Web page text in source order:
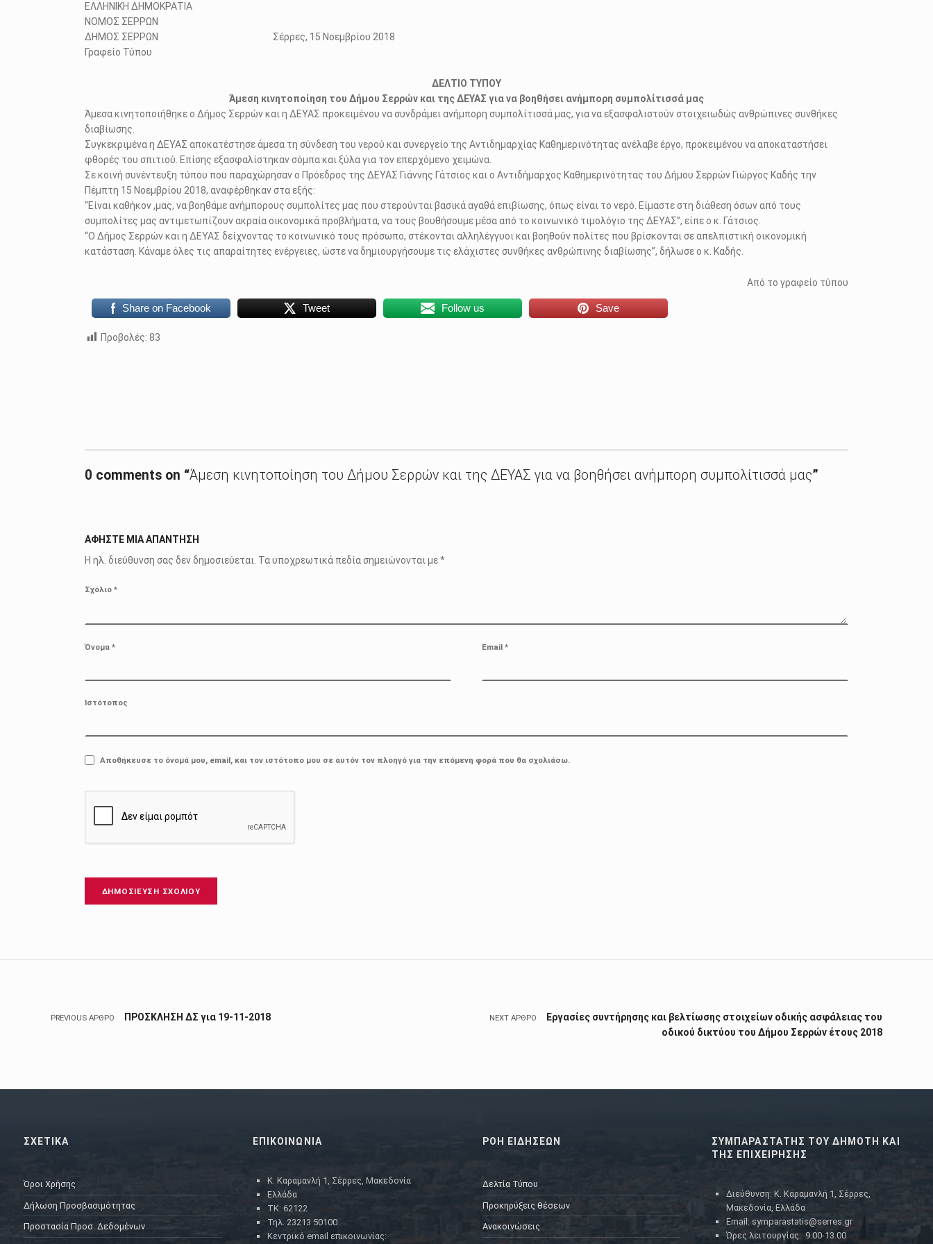
ΕΛΛΗΝΙΚΗ ΔΗΜΟΚΡΑΤΙΑ
ΝΟΜΟΣ ΣΕΡΡΩΝ
ΔΗΜΟΣ ΣΕΡΡΩΝ Σέρρες, 15 Νοεμβρίου 2018
Γραφείο Τύπου
ΔΕΛΤΙΟ ΤΥΠΟΥ
Άμεση κινητοποίηση του Δήμου Σερρών και της ΔΕΥΑΣ για να βοηθήσει ανήμπορη συμπολίτισσά μας
Άμεσα κινητοποιήθηκε ο Δήμος Σερρών και η ΔΕΥΑΣ προκειμένου να συνδράμει ανήμπορη συμπολίτισσά μας, για να εξασφαλιστούν στοιχειωδώς ανθρώπινες συνθήκες
διαβίωσης.
Συγκεκριμένα η ΔΕΥΑΣ αποκατέστησε άμεσα τη σύνδεση του νερού και συνεργείο της Αντιδημαρχίας Καθημερινότητας ανέλαβε έργο, προκειμένου να αποκαταστήσει
φθορές του σπιτιού. Επίσης εξασφαλίστηκαν σόμπα και ξύλα για τον επερχόμενο χειμώνα.
Σε κοινή συνέντευξη τύπου που παραχώρησαν ο Πρόεδρος της ΔΕΥΑΣ Γιάννης Γάτσιος και ο Αντιδήμαρχος Καθημερινότητας του Δήμου Σερρών Γιώργος Καδής την
Πέμπτη 15 Νοεμβρίου 2018, αναφέρθηκαν στα εξής:
“Eίναι καθήκον ,μας, να βοηθάμε ανήμπορους συμπολίτες μας που στερούνται βασικά αγαθά επιβίωσης, όπως είναι το νερό. Είμαστε στη διάθεση όσων από τους
συμπολίτες μας αντιμετωπίζουν ακραία οικονομικά προβλήματα, να τους βουθήσουμε μέσα από το κοινωνικό τιμολόγιο της ΔΕΥΑΣ”, είπε ο κ. Γάτσιος.
“Ο Δήμος Σερρών και η ΔΕΥΑΣ δείχνοντας το κοινωνικό τους πρόσωπο, στέκονται αλληλέγγυοι και βοηθούν πολίτες που βρίσκονται σε απελπιστική οικονομική
κατάσταση. Κάναμε όλες τις απαραίτητες ενέργειες, ώστε να δημιουργήσουμε τις ελάχιστες συνθήκες ανθρώπινης διαβίωσης”, δήλωσε ο κ. Καδής.
Από το γραφείο τύπου
Share on Facebook Tweet Follow us Save
Προβολές: 83
0 comments on “Άμεση κινητοποίηση του Δήμου Σερρών και της ΔΕΥΑΣ για να βοηθήσει ανήμπορη συμπολίτισσά μας”
ΑΦΉΣΤΕ ΜΙΑ ΑΠΆΝΤΗΣΗ
Η ηλ. διεύθυνση σας δεν δημοσιεύεται. Τα υποχρεωτικά πεδία σημειώνονται με*
Σχόλιο *
Όνομα * Email *
Ιστότοπος
Αποθήκευσε το όνομά μου, email, και τον ιστότοπο μου σε αυτόν τον πλοηγό για την επόμενη φορά που θα σχολιάσω.
Πλοήγηση άρθρων
PREVIOUS ΆΡΘΡΟ ΠΡΟΣΚΛΗΣΗ ΔΣ για 19-11-2018 NEXT ΆΡΘΡΟ
Εργασίες συντήρησης και βελτίωσης στοιχείων οδικής ασφάλειας του
οδικού δικτύου του Δήμου Σερρών έτους 2018
ΣΧΕΤΙΚΑ
Όροι Χρήσης
Δήλωση Προσβασιμότητας
Προστασία Προσ. Δεδομένων
ΕΠΙΚΟΙΝΩΝΙΑ
Κ. Καραμανλή 1, Σέρρες, Μακεδονία
Ελλάδα
ΤΚ: 62122
Τηλ. 23213 50100
Κεντρικό email επικοινωνίας:
ΡΟΗ ΕΙΔΗΣΕΩΝ
Δελτία Τύπου
Προκηρύξεις θέσεων
Ανακοινώσεις
ΣΥΜΠΑΡΑΣΤΑΤΗΣ ΤΟΥ ΔΗΜΟΤΗ ΚΑΙ
ΤΗΣ ΕΠΙΧΕΙΡΗΣΗΣ
Διεύθυνση: Κ. Καραμανλή 1, Σέρρες,
Μακεδονία, Ελλάδα
Email: symparastatis@serres.gr
Ώρες λειτουργίας: 9.00-13.00